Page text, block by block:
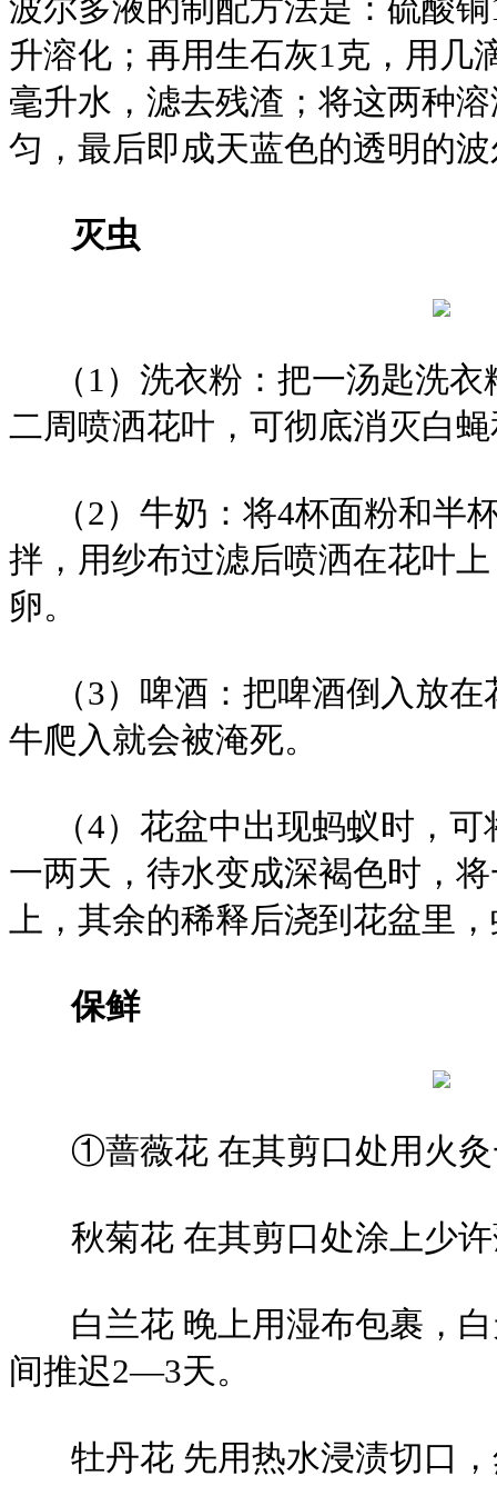
波尔多液的制配方法是：硫酸
升溶化；再用生石灰1克，用几
毫升水，滤去残渣；将这两种
匀，最后即成天蓝色的透明的
灭虫
（1）洗衣粉：把一汤匙洗衣
二周喷洒花叶，可彻底消灭白
（2）牛奶：将4杯面粉和半
拌，用纱布过滤后喷洒在花叶
卵。
（3）啤酒：把啤酒倒入放在
牛爬入就会被淹死。
（4）花盆中出现蚂蚁时，可
一两天，待水变成深褐色时，
上，其余的稀释后浇到花盆里
保鲜
①蔷薇花 在其剪口处用火灸
秋菊花 在其剪口处涂上少许
白兰花 晚上用湿布包裹，白
间推迟2—3天。
牡丹花 先用热水浸渍切口，